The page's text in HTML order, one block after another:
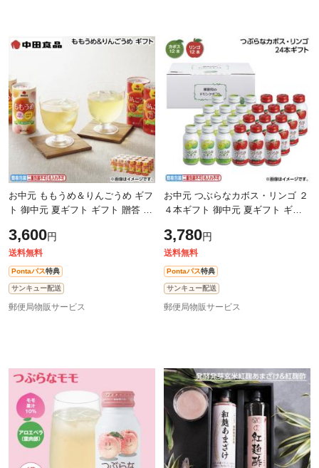
お中元 ももうめ＆りんごうめ ギフ
ト 御中元 夏ギフト ギフト 贈答 送
3,600円
送料無料
Pontaパス特典
サンキュー配送
郵便局物販サービス
お中元 つぶらなカボス・リンゴ ２
４本ギフト 御中元 夏ギフト ギフ
3,780円
送料無料
Pontaパス特典
サンキュー配送
郵便局物販サービス